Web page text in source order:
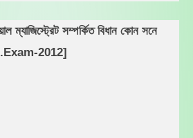
ম্যাজিস্ট্রেট সম্পর্কিত বিধান কোন সনে
2012]